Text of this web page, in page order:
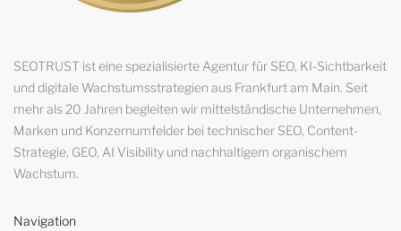
SEOTRUST ist eine spezialisierte Agentur für SEO, KI-Sichtbarkeit
und digitale Wachstumsstrategien aus Frankfurt am Main. Seit
mehr als 20 Jahren begleiten wir mittelständische Unternehmen,
Marken und Konzernumfelder bei technischer SEO, Content-
Strategie, GEO, AI Visibility und nachhaltigem organischem
Wachstum.
Navigation